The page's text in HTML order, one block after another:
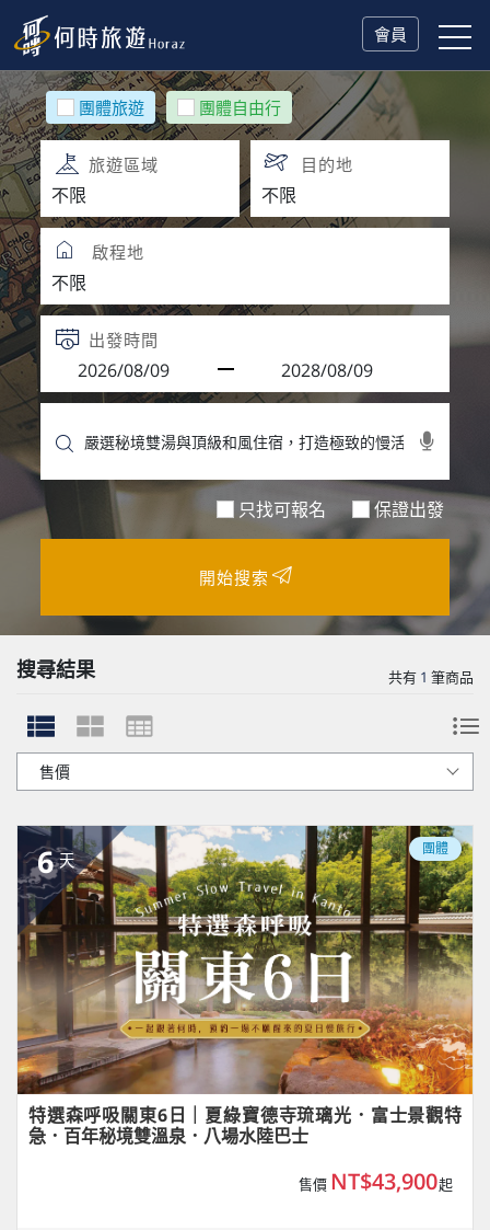
會員
團體旅遊 團體自由行
旅遊區域 目的地
啟程地
出發時間
只找可報名 保證出發
開始搜索
搜尋結果 共有 1 筆商品
6 天
團體
特選森呼吸關東6日｜夏綠寶德寺琉璃光．富士景觀特
急．百年秘境雙溫泉．八場水陸巴士
售價 NT$43,900起